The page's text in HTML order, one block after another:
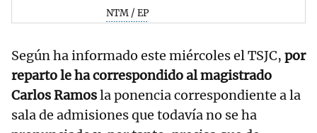
NTM / EP
Según ha informado este miércoles el TSJC, por
reparto le ha correspondido al magistrado
Carlos Ramosla ponencia correspondiente a la
sala de admisiones que todavía no se ha